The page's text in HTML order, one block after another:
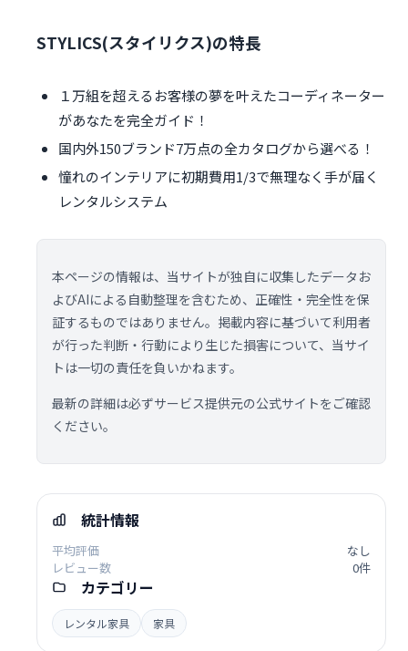
STYLICS(スタイリクス)の特長
１万組を超えるお客様の夢を叶えたコーディネーター
があなたを完全ガイド！
国内外150ブランド7万点の全カタログから選べる！
憧れのインテリアに初期費用1/3で無理なく手が届く
レンタルシステム
本ページの情報は、当サイトが独自に収集したデータお
よびAIによる自動整理を含むため、正確性・完全性を保
証するものではありません。掲載内容に基づいて利用者
が行った判断・行動により生じた損害について、当サイ
トは一切の責任を負いかねます。
最新の詳細は必ずサービス提供元の公式サイトをご確認
ください。
統計情報
平均評価
なし
レビュー数
0件
カテゴリー
レンタル家具 家具